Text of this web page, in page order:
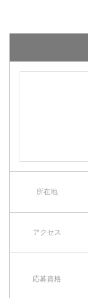
所在地
アクセス
応募資格